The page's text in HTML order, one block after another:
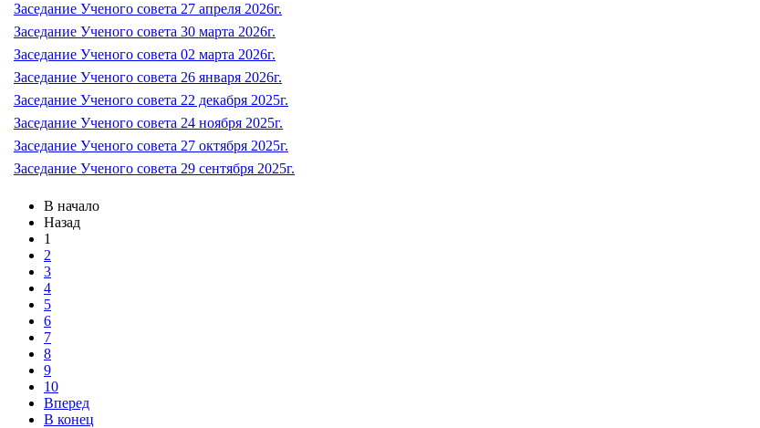
Заседание Ученого совета 27 апреля 2026г.
Заседание Ученого совета 30 марта 2026г.
Заседание Ученого совета 02 марта 2026г.
Заседание Ученого совета 26 января 2026г.
Заседание Ученого совета 22 декабря 2025г.
Заседание Ученого совета 24 ноября 2025г.
Заседание Ученого совета 27 октября 2025г.
Заседание Ученого совета 29 сентября 2025г.
В начало
Назад
1
2
3
4
5
6
7
8
9
10
Вперед
В конец